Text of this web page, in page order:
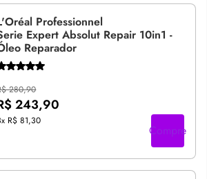
Professionnel
Expert Absolut Repair 10in1 -
Reparador
280,90
243,90
R$ 81,30
Compre